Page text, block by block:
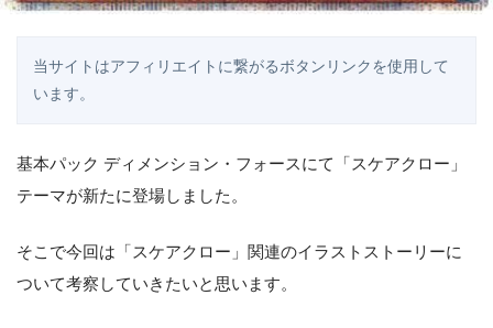
当サイトはアフィリエイトに繋がるボタンリンクを使用して
います。
基本パック ディメンション・フォースにて「スケアクロー」
テーマが新たに登場しました。
そこで今回は「スケアクロー」関連のイラストストーリーに
ついて考察していきたいと思います。